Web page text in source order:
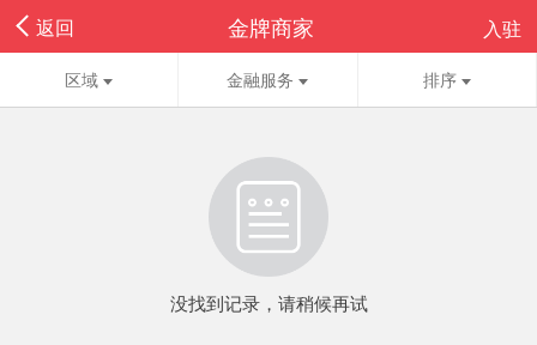
返回 金牌商家 入驻
区域 金融服务 排序
没找到记录，请稍候再试